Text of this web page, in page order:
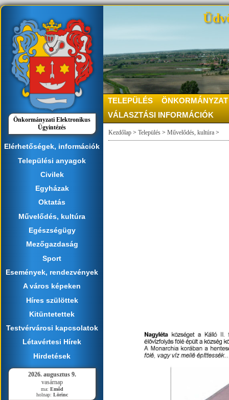
Önkormányzati Elektronikus
Ügyintézés
Elérhetőségek, információk
Települési anyagok
Civilek
Egyházak
Oktatás
Művelődés, kultúra
Egészségügy
Mezőgazdaság
Sport
Események, rendezvények
A város képeken
Híres szülöttek
Kitüntetettek
Testvérvárosi kapcsolatok
Létavértesi Hírek
Hirdetések
2026. augusztus 9.
vasárnap
ma: Emőd
holnap: Lörinc
TELEPÜLÉS
ÖNKORMÁNYZAT
VÁLASZTÁSI INFORMÁCIÓK
Kezdőlap > Település > Művelődés, kultúra >